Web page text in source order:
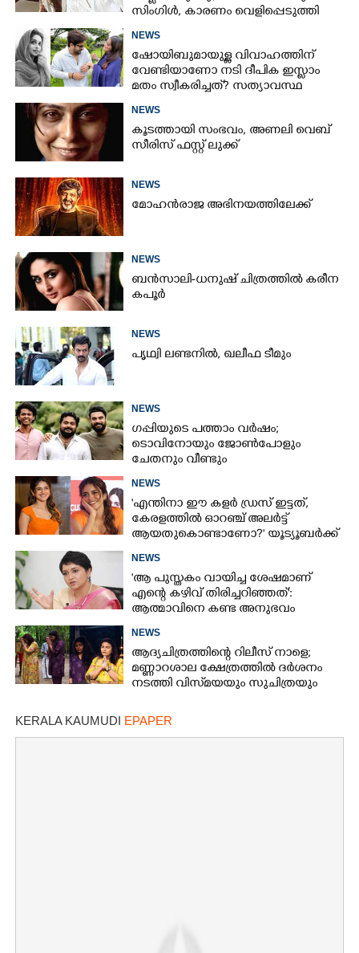
സിംഗിൾ, കാരണം വെളിപ്പെടുത്തി
NEWS
ഷോയിബുമായുള്ള വിവാഹത്തിന്
വേണ്ടിയാണോ നടി ദീപിക ഇസ്ലാം
മതം സ്വീകരിച്ചത്? സത്യാവസ്ഥ
NEWS
കൂടത്തായി സംഭവം, അണലി വെബ്
സീരിസ് ഫസ്റ്റ് ലുക്ക്
NEWS
മോഹൻരാജ അഭിനയത്തിലേക്ക്
NEWS
ബൻസാലി-ധനുഷ് ചിത്രത്തിൽ കരീന
കപൂർ
NEWS
പൃഥ്വി ലണ്ടനിൽ, ഖലീഫ ടീമും
NEWS
ഗപ്പിയുടെ പത്താം വർഷം;​
ടൊവിനോയും ജോൺപോളും
ചേതനും വീണ്ടും
NEWS
'എന്തിനാ ഈ കളർ ഡ്രസ് ഇട്ടത്,
കേരളത്തിൽ ഓറഞ്ച് അല‌ർട്ട്
ആയതുകൊണ്ടാണോ?' യൂട്യൂബർക്ക്
NEWS
'ആ പുസ്തകം വായിച്ച ശേഷമാണ്
എന്റെ കഴിവ് തിരിച്ചറിഞ്ഞത്':
ആത്മാവിനെ കണ്ട അനുഭവം
NEWS
ആദ്യചിത്രത്തിന്റെ റിലീസ് നാളെ;
മണ്ണാറശാല ക്ഷേത്രത്തിൽ ദർശനം
നടത്തി വിസ്‌മയയും സുചിത്രയും
KERALA KAUMUDI EPAPER